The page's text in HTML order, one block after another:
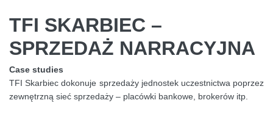
TFI SKARBIEC –
SPRZEDAŻ NARRACYJNA
Case studies
TFI Skarbiec dokonuje sprzedaży jednostek uczestnictwa poprzez
zewnętrzną sieć sprzedaży – placówki bankowe, brokerów itp.